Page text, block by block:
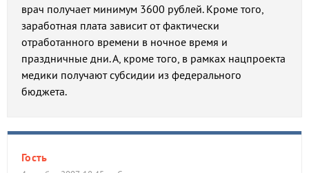
врач получает минимум 3600 рублей. Кроме того,
заработная плата зависит от фактически
отработанного времени в ночное время и
праздничные дни. А, кроме того, в рамках нацпроекта
медики получают субсидии из федерального
бюджета.
Гость